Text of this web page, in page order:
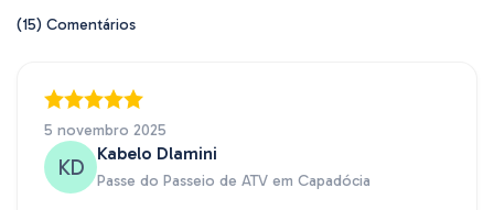
(15) Comentários
5 novembro 2025
KD
Kabelo Dlamini
Passe do Passeio de ATV em Capadócia